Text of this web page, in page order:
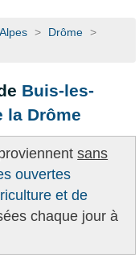
> Drôme >
Buis-les-
la Drôme
sans
ouvertes
et de
chaque jour à